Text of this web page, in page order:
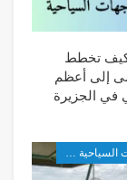
2026: كيف تخطط
إلى أعظم
في الجزيرة
أفضل الوجهات السياحية في أفريقيا